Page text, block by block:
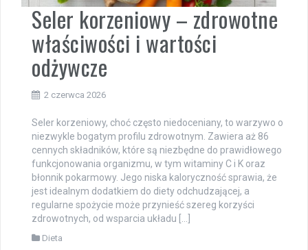
Seler korzeniowy – zdrowotne
właściwości i wartości
odżywcze
2 czerwca 2026
Seler korzeniowy, choć często niedoceniany, to warzywo o
niezwykle bogatym profilu zdrowotnym. Zawiera aż 86
cennych składników, które są niezbędne do prawidłowego
funkcjonowania organizmu, w tym witaminy C i K oraz
błonnik pokarmowy. Jego niska kaloryczność sprawia, że
jest idealnym dodatkiem do diety odchudzającej, a
regularne spożycie może przynieść szereg korzyści
zdrowotnych, od wsparcia układu […]
Dieta